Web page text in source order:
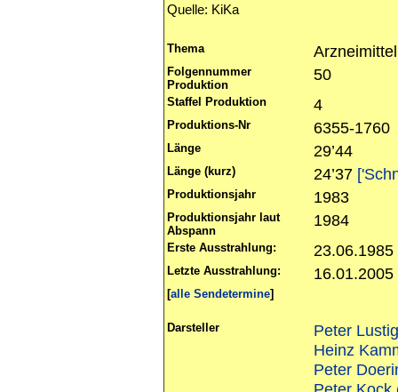
Quelle: KiKa
Thema Arzneimittel
Folgennummer
Produktion
50
Staffel Produktion 4
Produktions-Nr 6355-1760
Länge 29’44
Länge (kurz) 24’37
Produktionsjahr 1983
Produktionsjahr laut
Abspann
1984
Erste Ausstrahlung:
Letzte Ausstrahlung:
[alle Sendetermine]
Darsteller
Peter
Heinz
Peter